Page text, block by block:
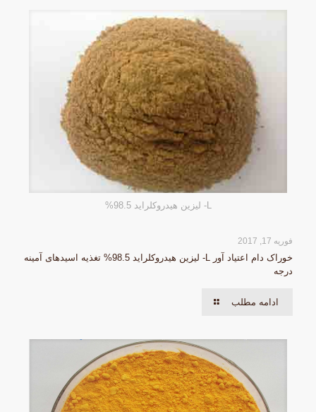
L- لیزین هیدروکلراید 98.5%
فوریه 17, 2017
خوراک دام اعتیاد آور L- لیزین هیدروکلراید 98.5% تغذیه اسیدهای آمینه
درجه
ادامه مطلب